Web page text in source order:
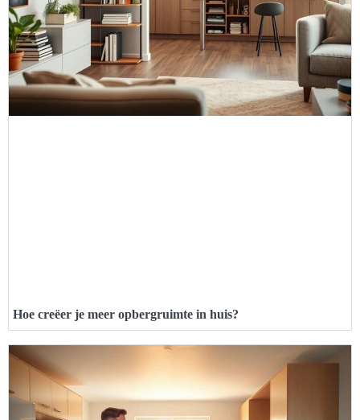
Hoe creëer je meer opbergruimte in huis?